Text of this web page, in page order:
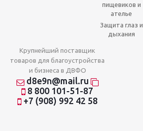
пищевиков и
ателье
Защита глаз и
дыхания
Крупнейший поставщик
товаров для благоустройства
и бизнеса в ДВФО
d8e9n@mail.ru
8 800 101-51-87
+7 (908) 992 42 58